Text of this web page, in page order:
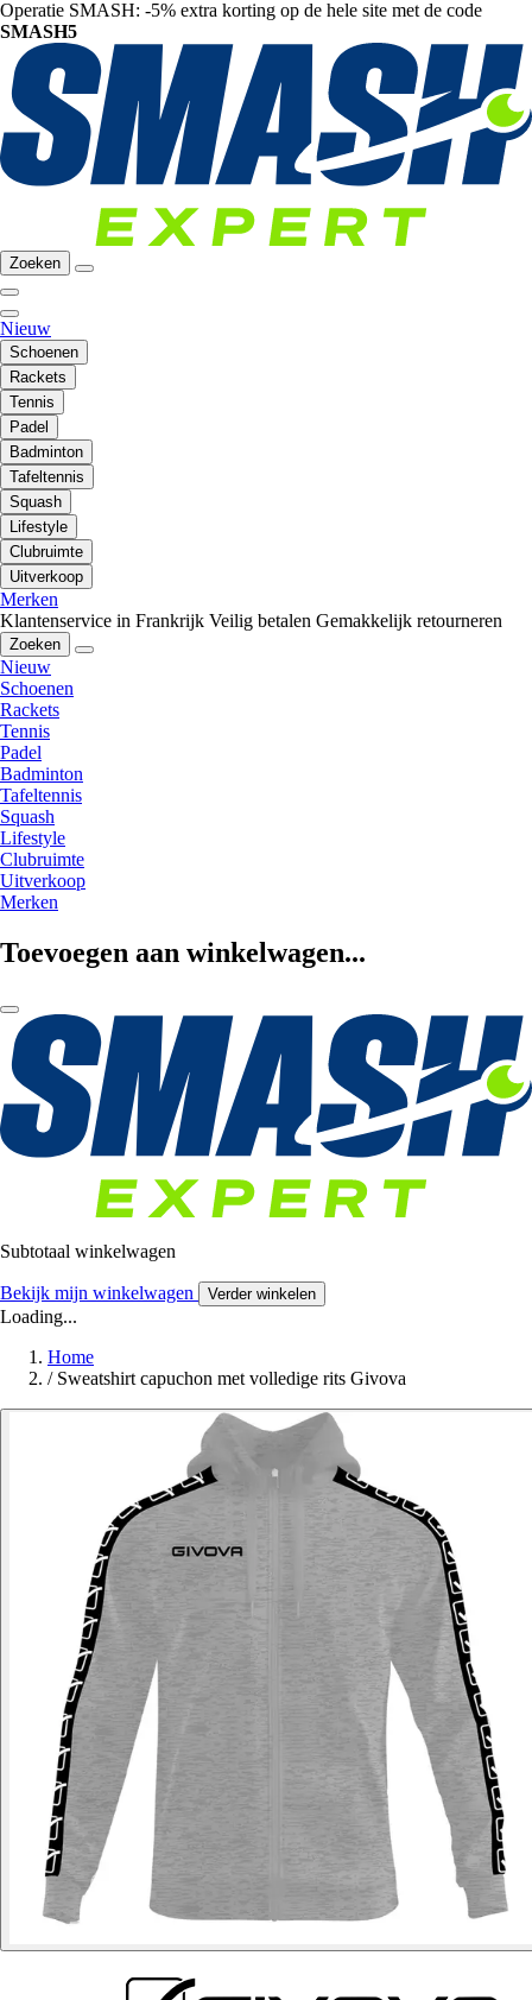
Operatie SMASH: -5% extra korting op de hele site met de code
SMASH5
Zoeken
Nieuw
Schoenen
Rackets
Tennis
Padel
Badminton
Tafeltennis
Squash
Lifestyle
Clubruimte
Uitverkoop
Merken
Klantenservice in Frankrijk Veilig betalen Gemakkelijk retourneren
Zoeken
Nieuw
Schoenen
Rackets
Tennis
Padel
Badminton
Tafeltennis
Squash
Lifestyle
Clubruimte
Uitverkoop
Merken
Toevoegen aan winkelwagen...
Subtotaal winkelwagen
Bekijk mijn winkelwagen Verder winkelen
Loading...
Home
/ Sweatshirt capuchon met volledige rits Givova